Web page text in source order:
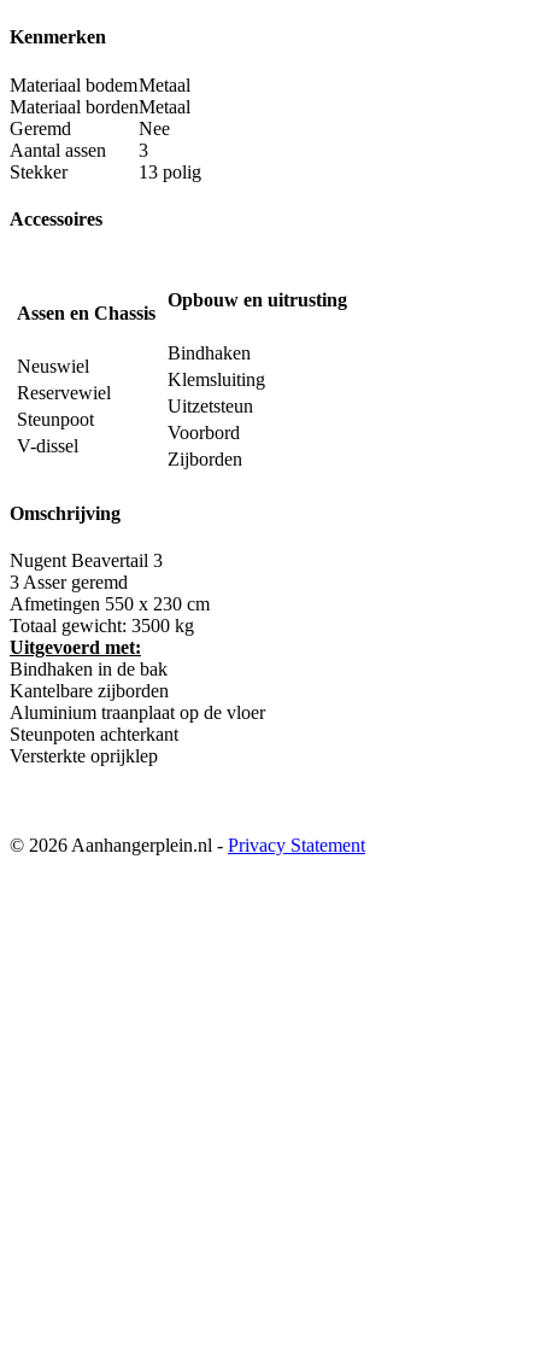
Kenmerken
Materiaal bodemMetaal
Materiaal bordenMetaal
Geremd
Nee
Aantal assen
3
Stekker
13 polig
Accessoires
Assen en Chassis
Neuswiel
Reservewiel
Steunpoot
V-dissel
Opbouw en uitrusting
Bindhaken
Klemsluiting
Uitzetsteun
Voorbord
Zijborden
Omschrijving
Nugent Beavertail 3
3 Asser geremd
Afmetingen 550 x 230 cm
Totaal gewicht: 3500 kg
Uitgevoerd met:
Bindhaken in de bak
Kantelbare zijborden
Aluminium traanplaat op de vloer
Steunpoten achterkant
Versterkte oprijklep
© 2026 Aanhangerplein.nl - Privacy Statement